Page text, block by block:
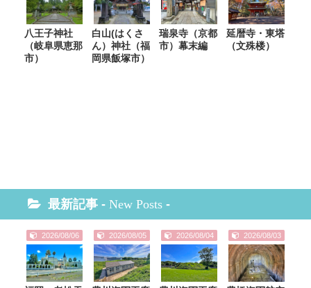
八王子神社
（岐阜県恵那
市）
白山(はくさ
ん）神社（福
岡県飯塚市）
瑞泉寺（京都
市）幕末編
延暦寺・東塔
（文殊楼）
最新記事 - New Posts -
2026/08/06 2026/08/05 2026/08/04 2026/08/03